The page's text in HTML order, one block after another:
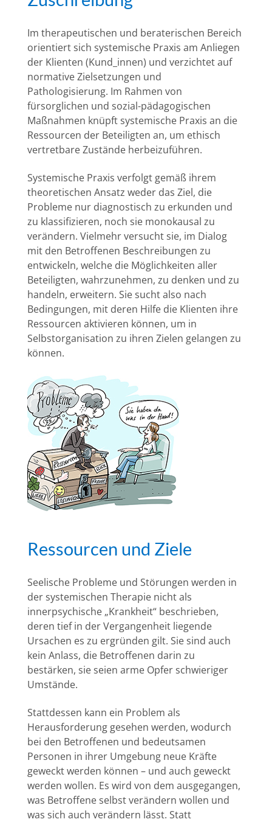
Im therapeutischen und beraterischen Bereich
orientiert sich systemische Praxis am Anliegen
der Klienten (Kund_innen) und verzichtet auf
normative Zielsetzungen und
Pathologisierung. Im Rahmen von
fürsorglichen und sozial-pädagogischen
Maßnahmen knüpft systemische Praxis an die
Ressourcen der Beteiligten an, um ethisch
vertretbare Zustände herbeizuführen.
Systemische Praxis verfolgt gemäß ihrem
theoretischen Ansatz weder das Ziel, die
Probleme nur diagnostisch zu erkunden und
zu klassifizieren, noch sie monokausal zu
verändern. Vielmehr versucht sie, im Dialog
mit den Betroffenen Beschreibungen zu
entwickeln, welche die Möglichkeiten aller
Beteiligten, wahrzunehmen, zu denken und zu
handeln, erweitern. Sie sucht also nach
Bedingungen, mit deren Hilfe die Klienten ihre
Ressourcen aktivieren können, um in
Selbstorganisation zu ihren Zielen gelangen zu
können.
Ressourcen und Ziele
Seelische Probleme und Störungen werden in
der systemischen Therapie nicht als
innerpsychische „Krankheit“ beschrieben,
deren tief in der Vergangenheit liegende
Ursachen es zu ergründen gilt. Sie sind auch
kein Anlass, die Betroffenen darin zu
bestärken, sie seien arme Opfer schwieriger
Umstände.
Stattdessen kann ein Problem als
Herausforderung gesehen werden, wodurch
bei den Betroffenen und bedeutsamen
Personen in ihrer Umgebung neue Kräfte
geweckt werden können – und auch geweckt
werden wollen. Es wird von dem ausgegangen,
was Betroffene selbst verändern wollen und
was sich auch verändern lässt. Statt